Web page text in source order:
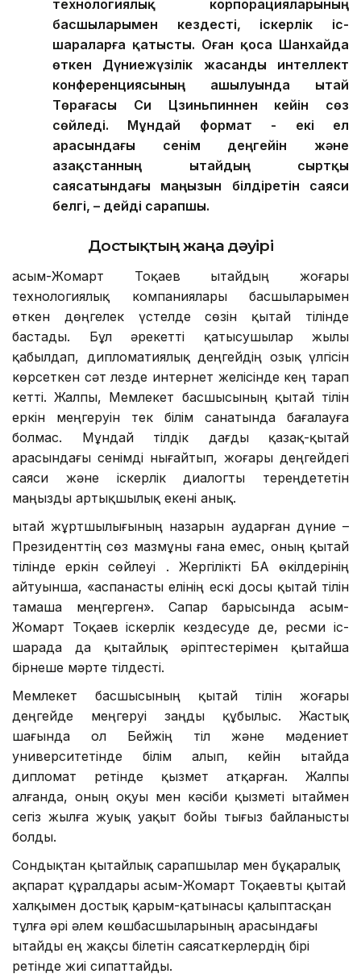
технологиялық корпорацияларының
басшыларымен кездесті, іскерлік іс-
шараларға қатысты. Оған қоса Шанхайда
өткен Дүниежүзілік жасанды интеллект
конференциясының ашылуында Қытай
Төрағасы Си Цзиньпиннен кейін сөз
сөйледі. Мұндай формат - екі ел
арасындағы сенім деңгейін және
Қазақстанның Қытайдың сыртқы
саясатындағы маңызын білдіретін саяси
белгі, – дейді сарапшы.
Достықтың жаңа дәуірі
Қасым-Жомарт Тоқаев Қытайдың жоғары
технологиялық компаниялары басшыларымен
өткен дөңгелек үстелде сөзін қытай тілінде
бастады. Бұл әрекетті қатысушылар жылы
қабылдап, дипломатиялық деңгейдің озық үлгісін
көрсеткен сәт лезде интернет желісінде кең тарап
кетті. Жалпы, Мемлекет басшысының қытай тілін
еркін меңгеруін тек білім санатында бағалауға
болмас. Мұндай тілдік дағды қазақ-қытай
арасындағы сенімді нығайтып, жоғары деңгейдегі
саяси және іскерлік диалогты тереңдететін
маңызды артықшылық екені анық.
Қытай жұртшылығының назарын аударған дүние –
Президенттің сөз мазмұны ғана емес, оның қытай
тілінде еркін сөйлеуі . Жергілікті БАҚ өкілдерінің
айтуынша, «аспанасты елінің ескі досы қытай тілін
тамаша меңгерген». Сапар барысында Қасым-
Жомарт Тоқаев іскерлік кездесуде де, ресми іс-
шарада да қытайлық әріптестерімен қытайша
бірнеше мәрте тілдесті.
Мемлекет басшысының қытай тілін жоғары
деңгейде меңгеруі заңды құбылыс. Жастық
шағында ол Бейжің тіл және мәдениет
университетінде білім алып, кейін Қытайда
дипломат ретінде қызмет атқарған. Жалпы
алғанда, оның оқуы мен кәсіби қызметі Қытаймен
сегіз жылға жуық уақыт бойы тығыз байланысты
болды.
Сондықтан қытайлық сарапшылар мен бұқаралық
ақпарат құралдары Қасым-Жомарт Тоқаевты қытай
халқымен достық қарым-қатынасы қалыптасқан
тұлға әрі әлем көшбасшыларының арасындағы
Қытайды ең жақсы білетін саясаткерлердің бірі
ретінде жиі сипаттайды.